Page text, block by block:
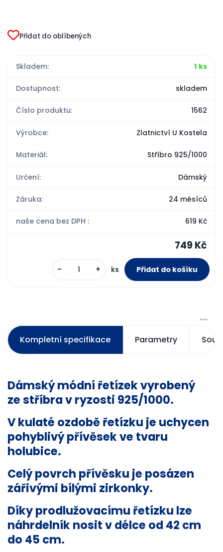
Přidat do oblíbených
Skladem: 1 ks
Dostupnost: skladem
Číslo produktu: 1562
Výrobce: Zlatnictví U Kostela
Materiál: Stříbro 925/1000
Určení: Dámský
Záruka: 24 měsíců
naše cena bez DPH : 619 Kč
749 Kč
- + ks
Kompletní specifikace Parametry
Dámskýmódní řetízekvyrobený
zestříbrav ryzosti 925/1000.
V kulaté ozdoběřetízku je uchycen
pohyblivý přívěsek ve tvaru
holubice.
Celý povrch přívěsku je posázen
zářivými bílými zirkonky.
Díky prodlužovacímu řetízku lze
náhrdelník nosit v délce od 42 cm
do 45 cm.